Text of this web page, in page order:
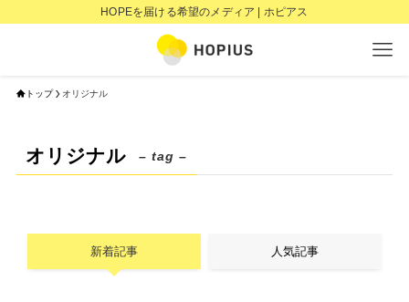
HOPEを届ける希望のメディア | ホピアス
トップ オリジナル
オリジナル – tag –
新着記事 人気記事